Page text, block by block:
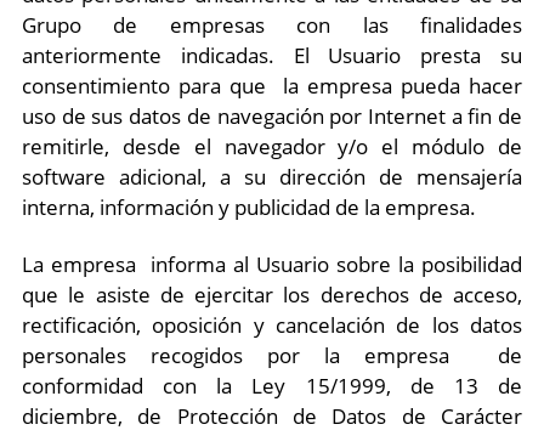
Grupo de empresas con las finalidades
anteriormente indicadas. El Usuario presta su
consentimiento para que la empresa pueda hacer
uso de sus datos de navegación por Internet a fin de
remitirle, desde el navegador y/o el módulo de
software adicional, a su dirección de mensajería
interna, información y publicidad de la empresa.
La empresa informa al Usuario sobre la posibilidad
que le asiste de ejercitar los derechos de acceso,
rectificación, oposición y cancelación de los datos
personales recogidos por la empresa de
conformidad con la Ley 15/1999, de 13 de
diciembre, de Protección de Datos de Carácter